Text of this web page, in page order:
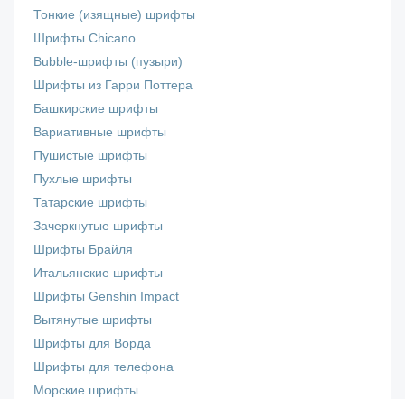
Тонкие (изящные) шрифты
Шрифты Chicano
Bubble-шрифты (пузыри)
Шрифты из Гарри Поттера
Башкирские шрифты
Вариативные шрифты
Пушистые шрифты
Пухлые шрифты
Татарские шрифты
Зачеркнутые шрифты
Шрифты Брайля
Итальянские шрифты
Шрифты Genshin Impact
Вытянутые шрифты
Шрифты для Ворда
Шрифты для телефона
Морские шрифты